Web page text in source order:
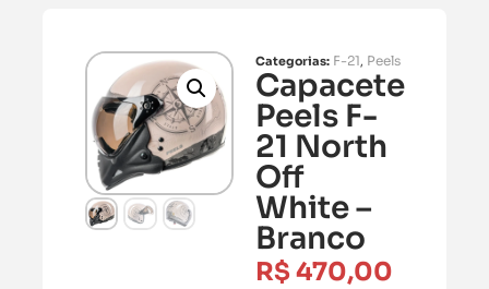
Categorias: F-21, Peels
Capacete
Peels F-
21 North
Off
White –
Branco
R$470,00